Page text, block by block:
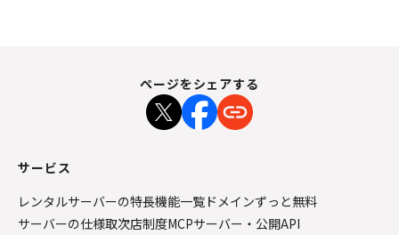
ページをシェアする
サービス
レンタルサーバーの特長機能一覧 ドメインずっと無料
サーバーの仕様取次店制度MCPサーバー・公開API